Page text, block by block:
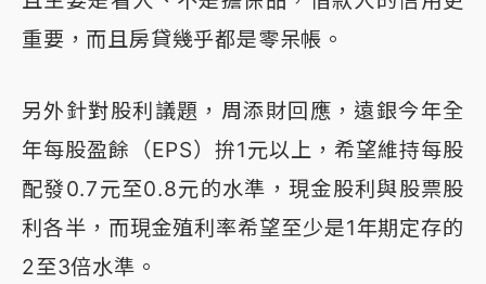
重要，而且房貸幾乎都是零呆帳。
另外針對股利議題，周添財回應，遠銀今年全
年每股盈餘（EPS）拚1元以上，希望維持每股
配發0.7元至0.8元的水準，現金股利與股票股
利各半，而現金殖利率希望至少是1年期定存的
2至3倍水準。